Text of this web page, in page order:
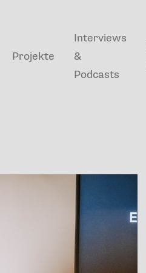
Projekte
Interviews
&
Podcasts